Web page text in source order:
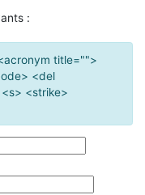
:
title="">
<del
<strike>